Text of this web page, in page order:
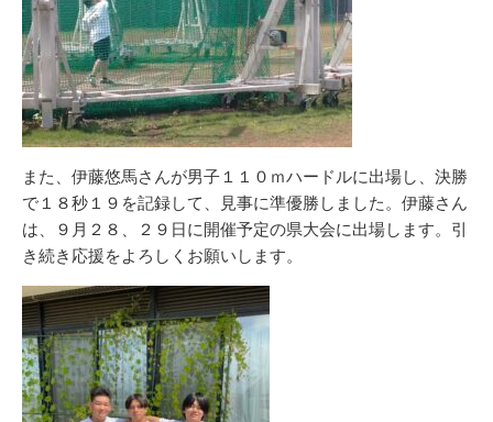
また、伊藤悠馬さんが男子１１０ｍハードルに出場し、決勝
で１８秒１９を記録して、見事に準優勝しました。伊藤さん
は、９月２８、２９日に開催予定の県大会に出場します。引
き続き応援をよろしくお願いします。